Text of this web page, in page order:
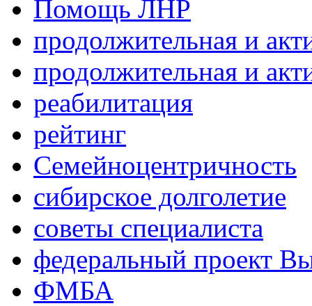
Помощь ЛНР
продолжительная и
продолжительная и
реабилитация
рейтинг
Семейноцентричность
сибирское долголетие
советы специалиста
федеральный проект
ФМБА